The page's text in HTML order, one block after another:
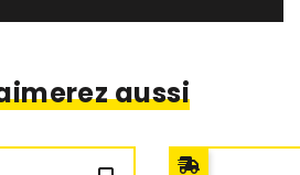
aussi